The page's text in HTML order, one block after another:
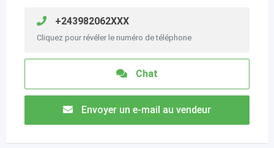
+243982062XXX
Cliquez pour révéler le numéro de téléphone
Chat
Envoyer un e-mail au vendeur